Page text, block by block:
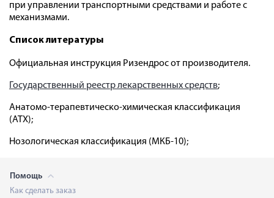
при управлении транспортными средствами и работе с
механизмами.
Список литературы
Официальная инструкция Ризендрос от производителя.
Государственный реестр лекарственных средств;
Анатомо-терапевтическо-химическая классификация
(ATX);
Нозологическая классификация (МКБ-10);
Помощь
Как сделать заказ